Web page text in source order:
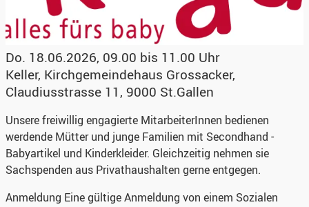
Do. 18.06.2026, 09.00 bis 11.00 Uhr
Keller, Kirchgemeindehaus Grossacker,
Claudiusstrasse 11, 9000 St.Gallen
Unsere freiwillig engagierte MitarbeiterInnen bedienen
werdende Mütter und junge Familien mit Secondhand -
Babyartikel und Kinderkleider. Gleichzeitig nehmen sie
Sachspenden aus Privathaushalten gerne entgegen.
Anmeldung Eine gültige Anmeldung von einem Sozialen